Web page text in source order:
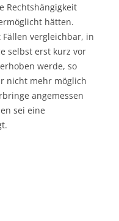
Rechtshängigkeit
hätten.
vergleichbar, in
selbst erst kurz vor
werde, so
nicht mehr möglich
angemessen
sei eine